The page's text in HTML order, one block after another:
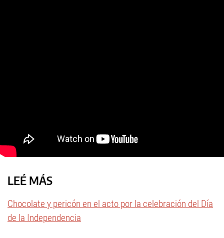
LEÉ MÁS
Chocolate y pericón en el acto por la celebración del Día
de la Independencia